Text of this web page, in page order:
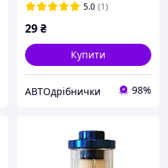
5.0 (1)
29₴
Купити
АВТОдрібнички 98%